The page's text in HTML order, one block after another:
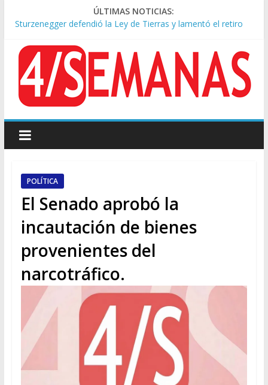
ÚLTIMAS NOTICIAS:
Sturzenegger defendió la Ley de Tierras y lamentó el retiro
del capítulo de extranjerización
Tras la aprobación de la ley de propiedad privada, Bullrich
apuntó: “Vino un poco endiablada”
Kicillof asistió a San Cayetano y criticó al Gobierno por la ley
de propiedad privada
Condenaron a la red social Meta a pagar US$567 millones por
Represión frente al Congreso: tres detenidos durante la
protesta contra la Ley de Propiedad Privada
POLÍTICA
El Senado aprobó la
incautación de bienes
provenientes del
narcotráfico.